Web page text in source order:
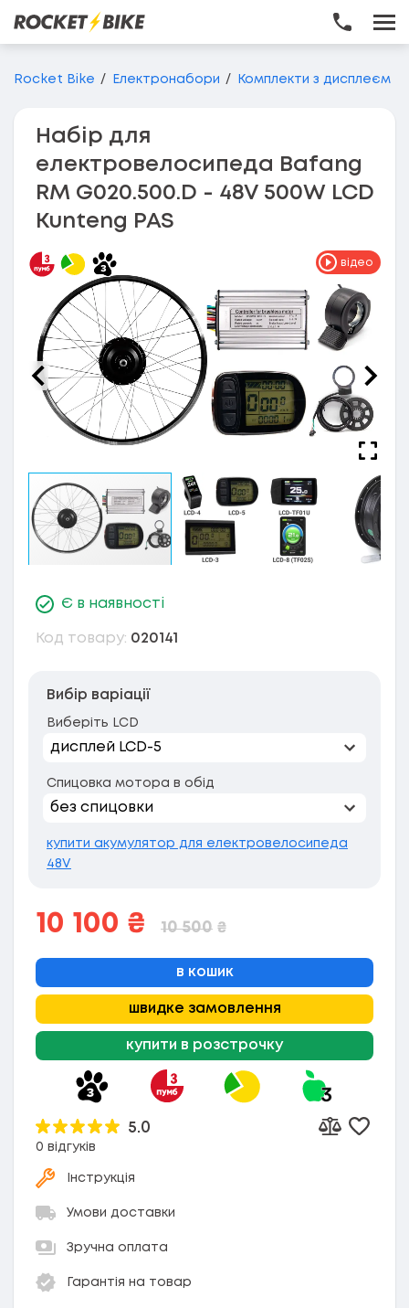
Перейти до основного вмісту
Rocket Bike Електронабори Комплекти з дисплеєм
Набір для
електровелосипеда Bafang
RM G020.500.D - 48V 500W LCD
Kunteng PAS
відео
Є в наявності
Код товару: 020141
Вибір варіації
Виберіть LCD
Спицовка мотора в обід
купити акумулятор для електровелосипеда
48V
10 100 ₴ 10 500 ₴
в кошик
швидке замовлення
купити в розстрочку
5.0
0 відгуків
Додати до
Інструкція
Умови доставки
Зручна оплата
Гарантія на товар